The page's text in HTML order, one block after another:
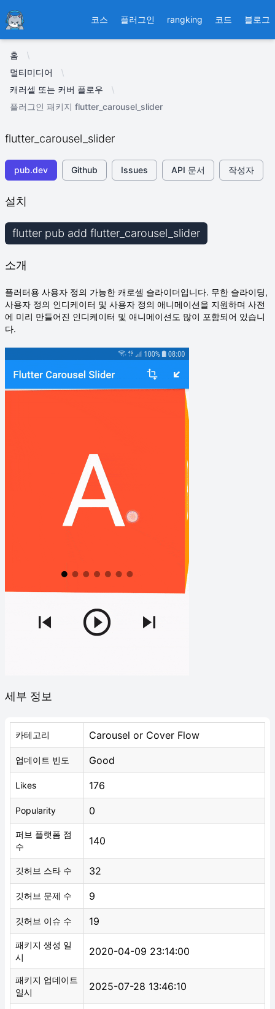
Ducafecat 코스 플러그인 rangking 코드 블로그
홈
멀티미디어
캐러셀 또는 커버 플로우
플러그인 패키지 flutter_carousel_slider
flutter_carousel_slider
pub.dev Github Issues API 문서 작성자
설치
flutter pub add flutter_carousel_slider
소개
플러터용 사용자 정의 가능한 캐로셀 슬라이더입니다. 무한 슬라이딩,
사용자 정의 인디케이터 및 사용자 정의 애니메이션을 지원하며 사전
에 미리 만들어진 인디케이터 및 애니메이션도 많이 포함되어 있습니
다.
세부 정보
카테고리 Carousel or Cover Flow
업데이트 빈도 Good
Likes 176
Popularity 0
퍼브 플랫폼 점
수
140
깃허브 스타 수 32
깃허브 문제 수 9
깃허브 이슈 수 19
패키지 생성 일
시
2020-04-09 23:14:00
패키지 업데이트
일시
2025-07-28 13:46:10